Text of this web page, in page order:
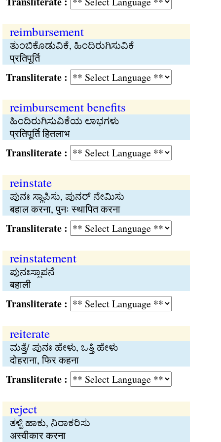
reimbursement
ತುಂಬಿಕೊಡುವಿಕೆ, ಹಿಂದಿರುಗಿಸುವಿಕೆ
प्रतिपूर्ति
:
reimbursement benefits
ಹಿಂದಿರುಗಿಸುವಿಕೆಯ ಲಾಭಗಳು
प्रतिपूर्ति हितलाभ
:
reinstate
ಪುನಃ ಸ್ಥಾಪಿಸು, ಪುನರ್ ನೇಮಿಸು
बहाल करना, पुनः स्थापित करना
:
reinstatement
ಪುನಃಸ್ಥಾಪನೆ
बहाली
:
reiterate
ಮತ್ತೆ/ ಪುನಃ ಹೇಳು, ಒತ್ತಿ ಹೇಳು
दोहराना, फिर कहना
:
reject
ತಳ್ಳಿ ಹಾಕು, ನಿರಾಕರಿಸು
अस्वीकार करना